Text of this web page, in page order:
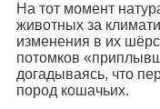
На тот момент
животных за
изменения в их
потомков
догадываясь, что
пород кошачьих.